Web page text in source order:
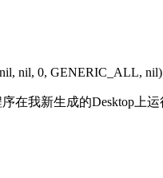
nil, nil, 0, GENERIC_ALL,
在我新生成的Desktop上运